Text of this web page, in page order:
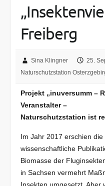
Freiberg
Sina Klingner 25.
Naturschutzstation
Projekt „inuversumm –
Veranstalter –
Naturschutzstation ist
Im Jahr 2017 erschien
wissenschaftliche
Biomasse der
in Sachsen vermehrt